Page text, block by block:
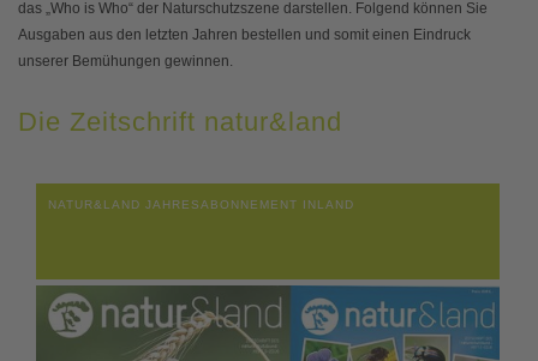
das „Who is Who“ der Naturschutzszene darstellen. Folgend können Sie
Ausgaben aus den letzten Jahren bestellen und somit einen Eindruck
unserer Bemühungen gewinnen.
Die Zeitschrift natur&land
NATUR&LAND JAHRESABONNEMENT INLAND